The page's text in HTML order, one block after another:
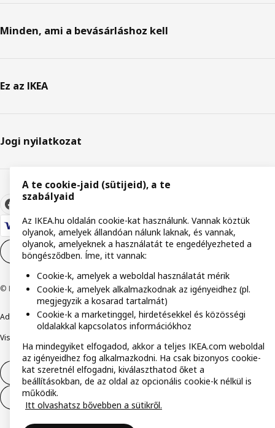
Minden, ami a bevásárláshoz kell
Ez az IKEA
Jogi nyilatkozat
Cookie-beállítások
© Inter IKEA Systems B.V. 1999-2026
Adatvédelmi nyilatkozatCookie szabályzatEgyütt a biztonságért
Visszaélés bejelentés
Elállás a szerződéstől
Elállás a szerződéstől (szolgáltatások)
A te cookie-jaid (sütijeid), a te
szabályaid
Az IKEA.hu oldalán cookie-kat használunk. Vannak köztük
olyanok, amelyek állandóan nálunk laknak, és vannak,
olyanok, amelyeknek a használatát te engedélyezheted a
böngésződben. Íme, itt vannak:
Cookie-k, amelyek a weboldal használatát mérik
Cookie-k, amelyek alkalmazkodnak az igényeidhez (pl.
megjegyzik a kosarad tartalmát)
Cookie-k a marketinggel, hirdetésekkel és közösségi
oldalakkal kapcsolatos információkhoz
Ha mindegyiket elfogadod, akkor a teljes IKEA.com weboldal
az igényeidhez fog alkalmazkodni. Ha csak bizonyos cookie-
kat szeretnél elfogadni, kiválaszthatod őket a
beállításokban, de az oldal az opcionális cookie-k nélkül is
működik.
Itt olvashatsz bővebben a sütikről.